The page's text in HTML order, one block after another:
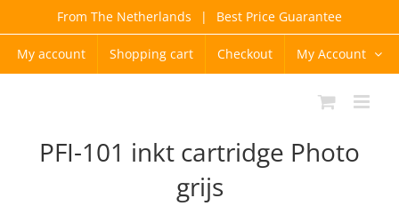
content
From The Netherlands | Best Price Guarantee
My account Shopping cart Checkout My Account
PFI-101 inkt cartridge Photo
grijs